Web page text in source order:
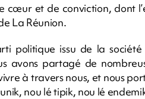
cœur et de conviction, dont
La Réunion.
politique issu de la société
avons partagé de
à travers nous, et nous
nou lé tipik, nou lé